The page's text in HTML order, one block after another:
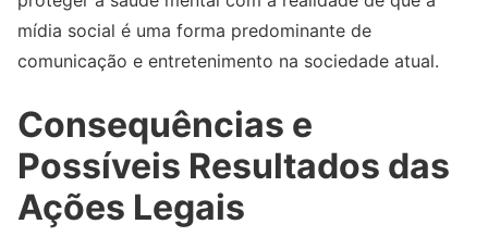
mídia social é uma forma predominante de
comunicação e entretenimento na sociedade atual.
Consequências e
Possíveis Resultados das
Ações Legais